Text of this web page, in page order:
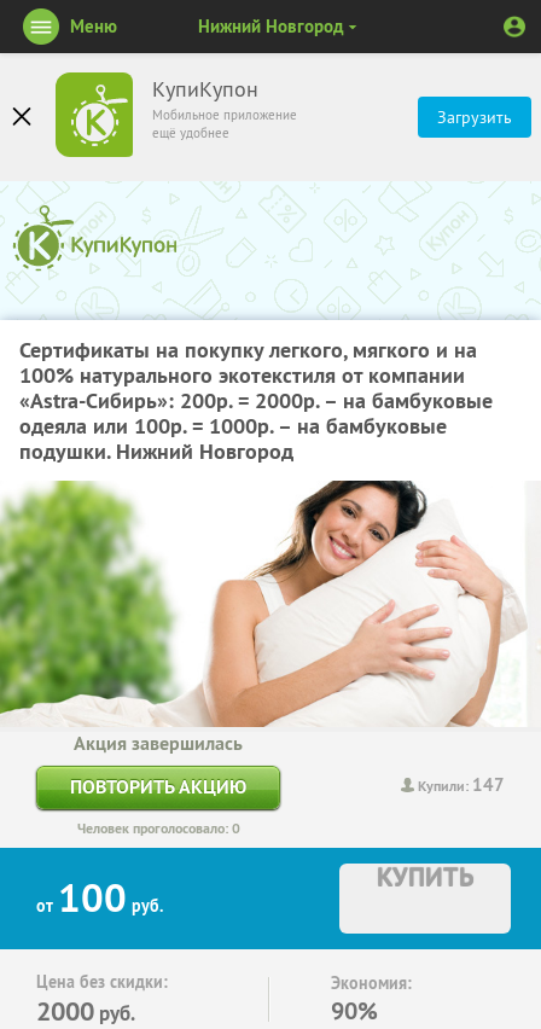
КупиКупон
Мобильное приложение
ещё удобнее
Загрузить
Меню Нижний Новгород
Сертификаты на покупку легкого, мягкого и на
100% натурального экотекстиля от компании
«Astra-Cибирь»: 200р. = 2000р.– на бамбуковые
одеяла или 100р. = 1000р.– на бамбуковые
подушки. Нижний Новгород
Купили: 147
Акция завершилась
ПОВТОРИТЬ АКЦИЮ
Человек проголосовало: 0
от 100 руб.
КУПИТЬ
Цена без скидки:
2000 руб.
Экономия:
90%